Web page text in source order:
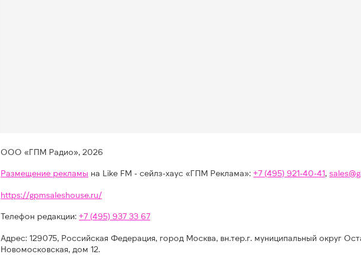
ООО «ГПМ Радио», 2026
Размещение рекламы на Like FM - сейлз-хаус «ГПМ Реклама»:+7 (495) 921-40-41,
https://gpmsaleshouse.ru/
Телефон редакции:+7 (495) 937 33 67
Адрес: 129075, Российская Федерация, город Москва, вн.тер.г. муниципальный округ
Новомосковская, дом 12.